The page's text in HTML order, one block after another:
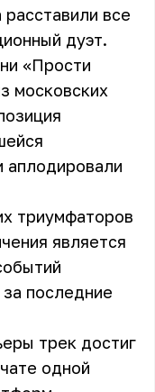
все
дуэт.
«Прости
московских
аплодировали
триумфаторов
является
последние
трек достиг
одной